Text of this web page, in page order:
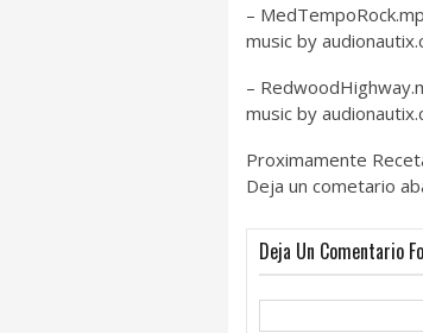
–
music by
–
music by
Proximamente
Deja un cometario
Deja Un Comentario